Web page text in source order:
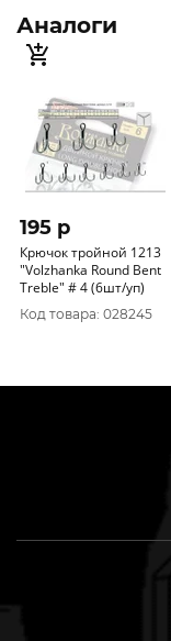
Аналоги
195 p
Крючок тройной 1213
"Volzhanka Round Bent
Treble" # 4 (6шт/уп)
Код товара: 028245